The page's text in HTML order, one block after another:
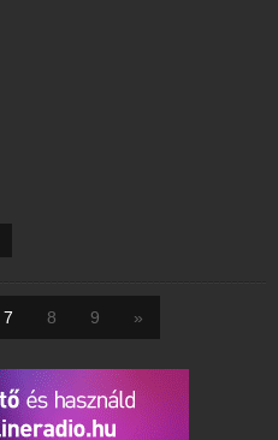
7 8 9 »